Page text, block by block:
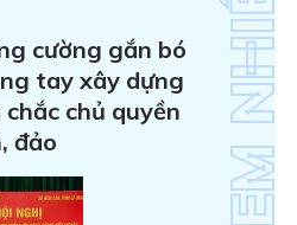
cường gắn bó
tay xây dựng
chủ quyền
đảo